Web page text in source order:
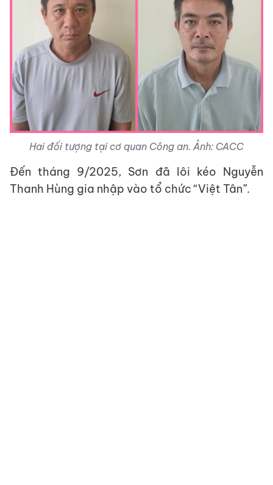
Hai đối tượng tại cơ quan Công an. Ảnh: CACC
Đến tháng 9/2025, Sơn đã lôi kéo Nguyễn
Thanh Hùng gia nhập vào tổ chức “Việt Tân”.